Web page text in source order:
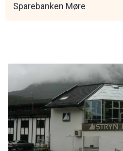
Sparebanken Møre